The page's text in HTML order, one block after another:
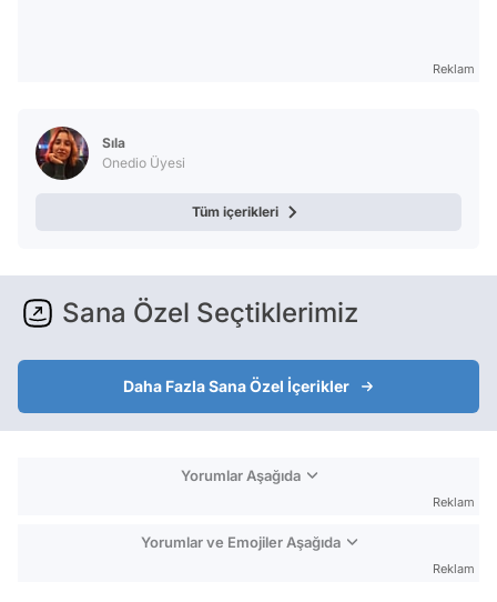
Reklam
Sıla
Onedio Üyesi
Tüm içerikleri
Sana Özel Seçtiklerimiz
Daha Fazla Sana Özel İçerikler
Yorumlar Aşağıda
Reklam
Yorumlar ve Emojiler Aşağıda
Reklam